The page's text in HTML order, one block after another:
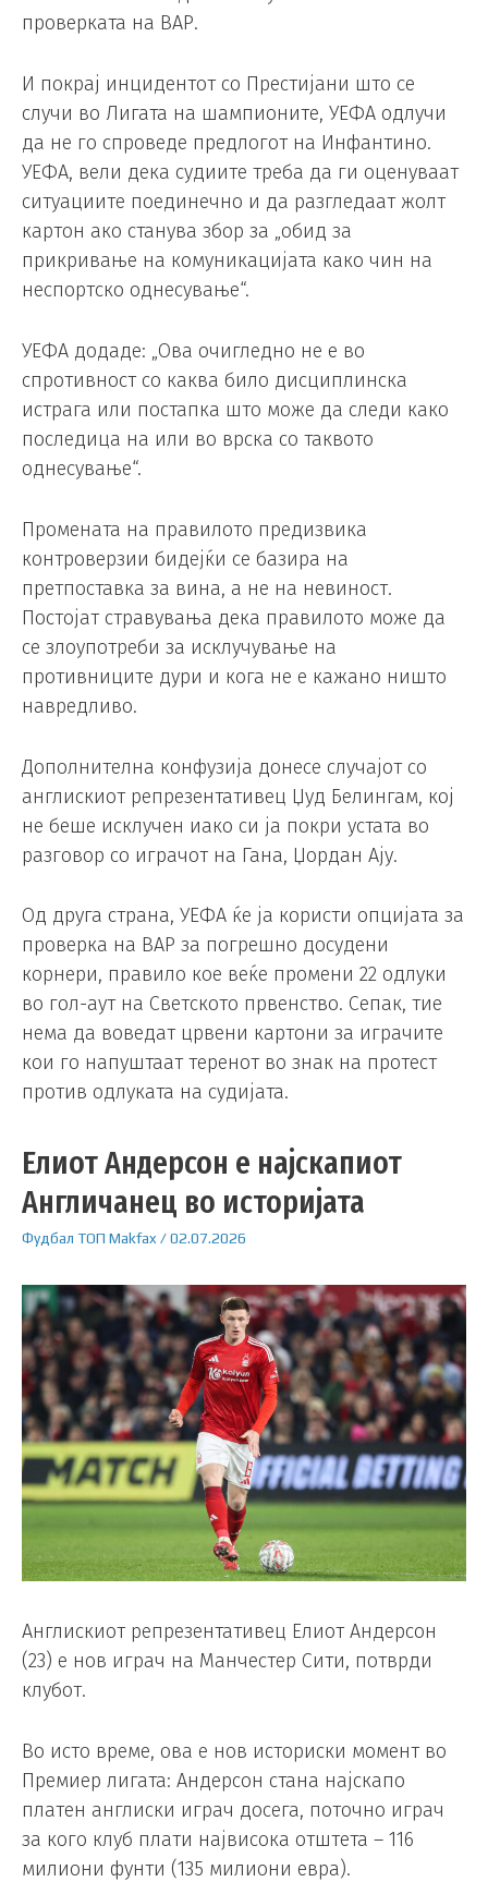
проверката на ВАР.
И покрај инцидентот со Престијани што се
случи во Лигата на шампионите, УЕФА одлучи
да не го спроведе предлогот на Инфантино.
УЕФА, вели дека судиите треба да ги оценуваат
ситуациите поединечно и да разгледаат жолт
картон ако станува збор за „обид за
прикривање на комуникацијата како чин на
неспортско однесување“.
УЕФА додаде: „Ова очигледно не е во
спротивност со каква било дисциплинска
истрага или постапка што може да следи како
последица на или во врска со таквото
однесување“.
Промената на правилото предизвика
контроверзии бидејќи се базира на
претпоставка за вина, а не на невиност.
Постојат стравувања дека правилото може да
се злоупотреби за исклучување на
противниците дури и кога не е кажано ништо
навредливо.
Дополнителна конфузија донесе случајот со
англискиот репрезентативец Џуд Белингам, кој
не беше исклучен иако си ја покри устата во
разговор со играчот на Гана, Џордан Ају.
Од друга страна, УЕФА ќе ја користи опцијата за
проверка на ВАР за погрешно досудени
корнери, правило кое веќе промени 22 одлуки
во гол-аут на Светското првенство. Сепак, тие
нема да воведат црвени картони за играчите
кои го напуштаат теренот во знак на протест
против одлуката на судијата.
Елиот Андерсон е најскапиот
Англичанец во историјата
Фудбал ТОП Makfax /02.07.2026
Англискиот репрезентативец Елиот Андерсон
(23) е нов играч на Манчестер Сити, потврди
клубот.
Во исто време, ова е нов историски момент во
Премиер лигата: Андерсон стана најскапо
платен англиски играч досега, поточно играч
за кого клуб плати највисока отштета – 116
милиони фунти (135 милиони евра).